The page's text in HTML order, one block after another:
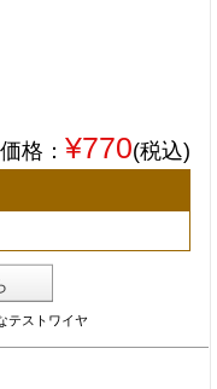
格： ¥770(税込)
テストワイヤ